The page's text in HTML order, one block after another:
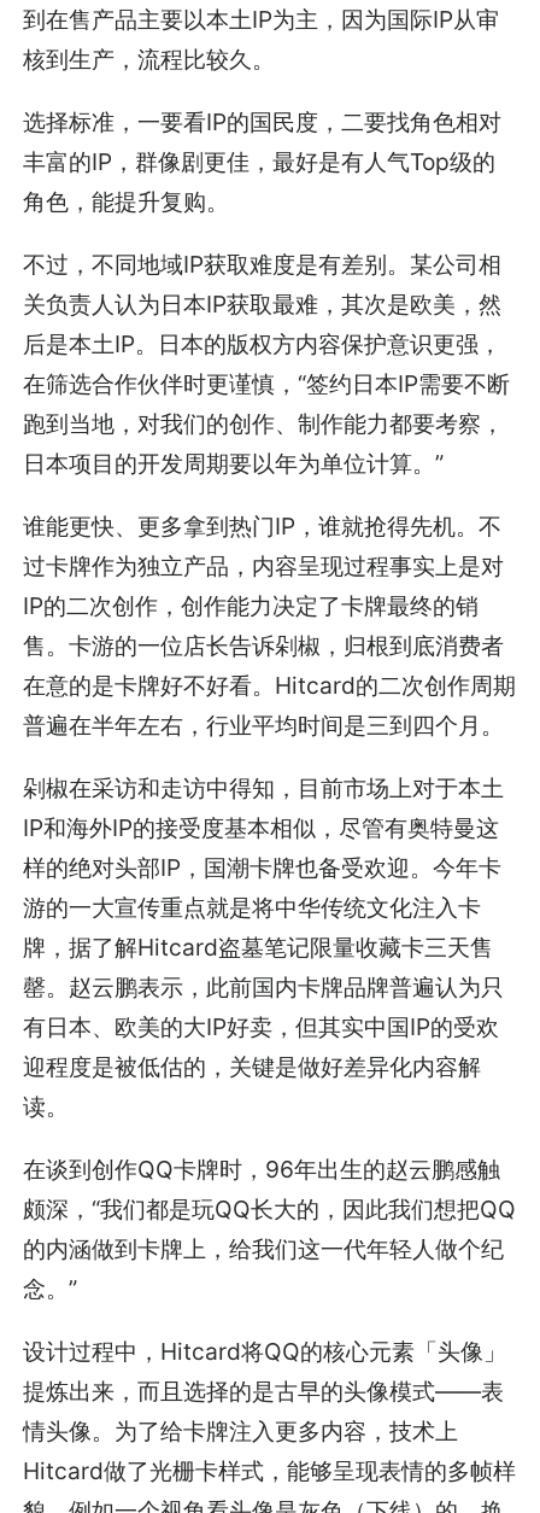
到在售产品主要以本土IP为主，因为国际IP从审
核到生产，流程比较久。
选择标准，一要看IP的国民度，二要找角色相对
丰富的IP，群像剧更佳，最好是有人气Top级的
角色，能提升复购。
不过，不同地域IP获取难度是有差别。某公司相
关负责人认为日本IP获取最难，其次是欧美，然
后是本土IP。日本的版权方内容保护意识更强，
在筛选合作伙伴时更谨慎，“签约日本IP需要不断
跑到当地，对我们的创作、制作能力都要考察，
日本项目的开发周期要以年为单位计算。”
谁能更快、更多拿到热门IP，谁就抢得先机。不
过卡牌作为独立产品，内容呈现过程事实上是对
IP的二次创作，创作能力决定了卡牌最终的销
售。卡游的一位店长告诉剁椒，归根到底消费者
在意的是卡牌好不好看。Hitcard的二次创作周期
普遍在半年左右，行业平均时间是三到四个月。
剁椒在采访和走访中得知，目前市场上对于本土
IP和海外IP的接受度基本相似，尽管有奥特曼这
样的绝对头部IP，国潮卡牌也备受欢迎。今年卡
游的一大宣传重点就是将中华传统文化注入卡
牌，据了解Hitcard盗墓笔记限量收藏卡三天售
罄。赵云鹏表示，此前国内卡牌品牌普遍认为只
有日本、欧美的大IP好卖，但其实中国IP的受欢
迎程度是被低估的，关键是做好差异化内容解
读。
在谈到创作QQ卡牌时，96年出生的赵云鹏感触
颇深，“我们都是玩QQ长大的，因此我们想把QQ
的内涵做到卡牌上，给我们这一代年轻人做个纪
念。”
设计过程中，Hitcard将QQ的核心元素「头像」
提炼出来，而且选择的是古早的头像模式——表
情头像。为了给卡牌注入更多内容，技术上
Hitcard做了光栅卡样式，能够呈现表情的多帧样